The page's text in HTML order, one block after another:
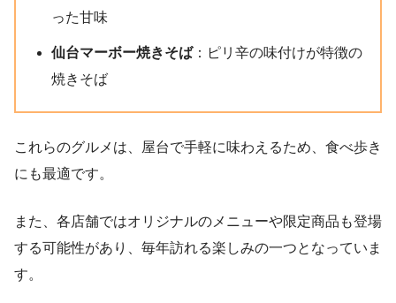
った甘味
仙台マーボー焼きそば：​ピリ辛の味付けが特徴の
焼きそば
これらのグルメは、屋台で手軽に味わえるため、食べ歩き
にも最適です。
​また、各店舗ではオリジナルのメニューや限定商品も登場
する可能性があり、毎年訪れる楽しみの一つとなっていま
す。